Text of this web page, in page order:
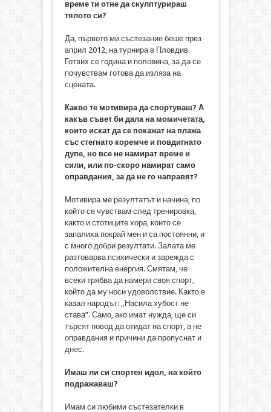
време ти отне да скулптурираш
тялото си?
Да, първото ми състезание беше през
април 2012, на турнира в Пловдив.
Готвих се година и половина, за да се
почувствам готова да изляза на
сцената.
Какво те мотивира да спортуваш? А
какъв съвет би дала на момичетата,
които искат да се покажат на плажа
със стегнато коремче и повдигнато
дупе, но все не намират време и
сили, или по-скоро намират само
оправдания, за да не го направят?
Мотивира ме резултатът и начина, по
който се чувствам след тренировка,
както и стотиците хора, които се
запалиха покрай мен и са постоянни, и
с много добри резултати. Залата ме
разтоварва психически и зарежда с
положителна енергия. Смятам, че
всеки трябва да намери своя спорт,
който да му носи удоволствие. Както е
казал народът: „Насила хубост не
става”. Само, ако имат нужда, ще си
търсят повод да отидат на спорт, а не
оправдания и причини да пропуснат и
днес.
Имаш ли си спортен идол, на който
подражаваш?
Имам си любими състезателки в